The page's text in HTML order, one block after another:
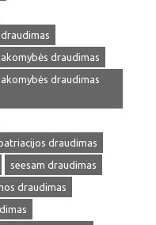
draudimas
draudimas
draudimas
seesam draudimas
draudimas